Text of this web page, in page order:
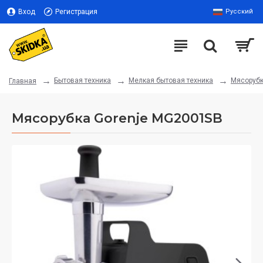
Вход Регистрация Русский
Главная Бытовая техника Мелкая бытовая техника
Мясорубка Gorenje MG2001SB